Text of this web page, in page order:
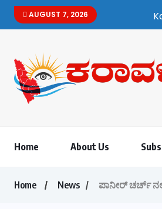
AUGUST 7, 2026 Karavali Suddi
Home About Us
Home News ಪಾನೀರ್ ಚರ್ಚ್